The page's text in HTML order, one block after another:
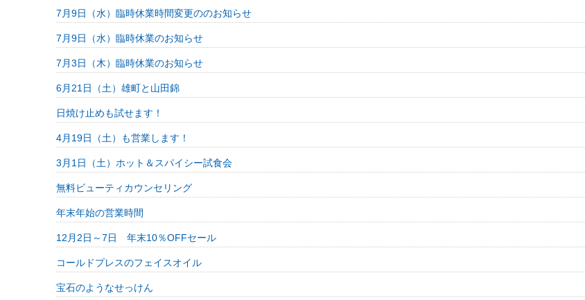
7月9日（水）臨時休業時間変更ののお知らせ
7月9日（水）臨時休業のお知らせ
7月3日（木）臨時休業のお知らせ
6月21日（土）雄町と山田錦
日焼け止めも試せます！
4月19日（土）も営業します！
3月1日（土）ホット＆スパイシー試食会
無料ビューティカウンセリング
年末年始の営業時間
12月2日～7日 年末10％OFFセール
コールドプレスのフェイスオイル
宝石のようなせっけん